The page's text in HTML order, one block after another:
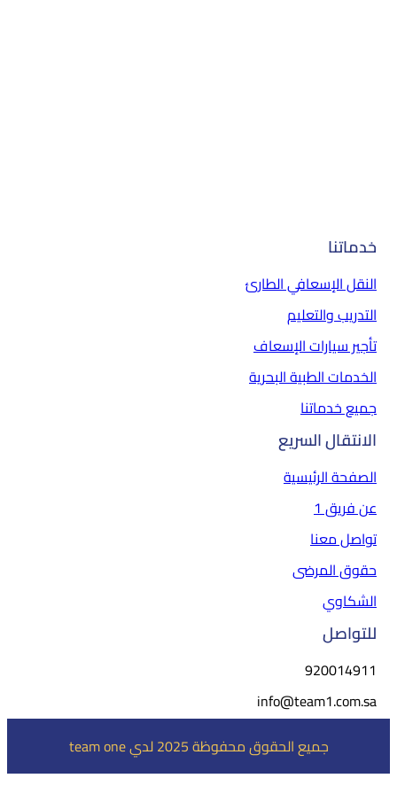
خدماتنا
النقل الإسعافي الطارئ
التدريب والتعليم
تأجير سيارات الإسعاف
الخدمات الطبية البحرية
جميع خدماتنا
الانتقال السريع
الصفحة الرئيسية
عن فريق 1
تواصل معنا
حقوق المرضى
الشكاوي
للتواصل
920014911
info@team1.com.sa
جميع الحقوق محفوظة 2025 لدي team one